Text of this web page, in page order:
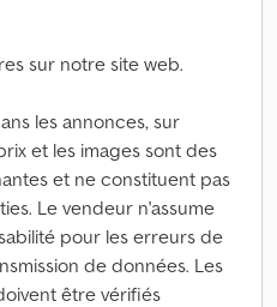
sur notre site web.
les annonces, sur
et les images sont des
et ne constituent pas
Le vendeur n'assume
pour les erreurs de
de données. Les
être vérifiés